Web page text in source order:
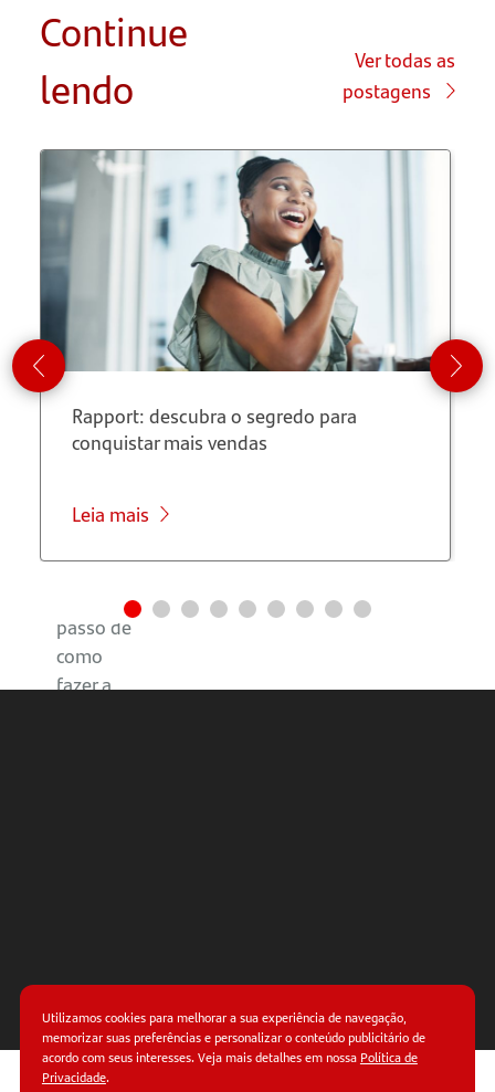
O que é
folha de
pagamento?
diferença
entre
folha de
pagamento
e
holerite?
Quais são
os
principais
descontos
de
passo de
como
fazer a
oferece
para o
pagamento
Continue
lendo
Ver todas as
postagens
Rapport: descubra o segredo para
conquistar mais vendas
Leia mais
Utilizamos cookies para melhorar a sua experiência de navegação,
memorizar suas preferências e personalizar o conteúdo publicitário de
acordo com seus interesses. Veja mais detalhes em nossa Política de
Privacidade.